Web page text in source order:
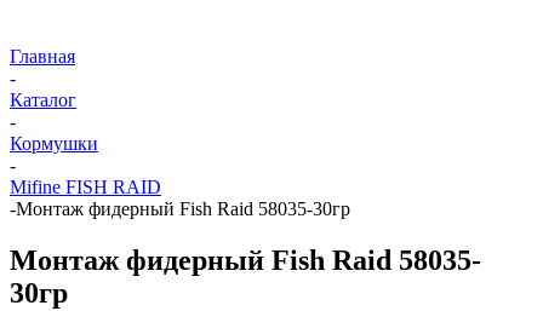
Главная
-
Каталог
-
Кормушки
-
Mifine FISH RAID
-Монтаж фидерный Fish Raid 58035-30гр
Монтаж фидерный Fish Raid 58035-
30гр